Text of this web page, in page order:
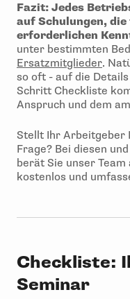
Fazit: Jedes
auf Schulungen,
erforderlichen
unter bestimmten
Ersatzmitglieder.
so oft - auf die
Schritt Checkliste
Anspruch und dem
Stellt Ihr Arbeitgeber
Frage? Bei diesen
berät Sie unser
kostenlos und
Checkliste:
Seminar